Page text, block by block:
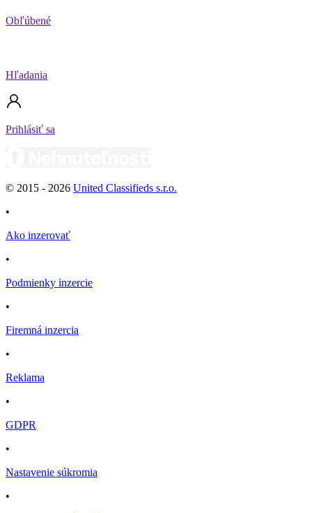
Obľúbené
Hľadania
Prihlásiť sa
© 2015 - 2026 United Classifieds s.r.o.
•
Ako inzerovať
•
Podmienky inzercie
•
Firemná inzercia
•
Reklama
•
GDPR
•
Nastavenie súkromia
•